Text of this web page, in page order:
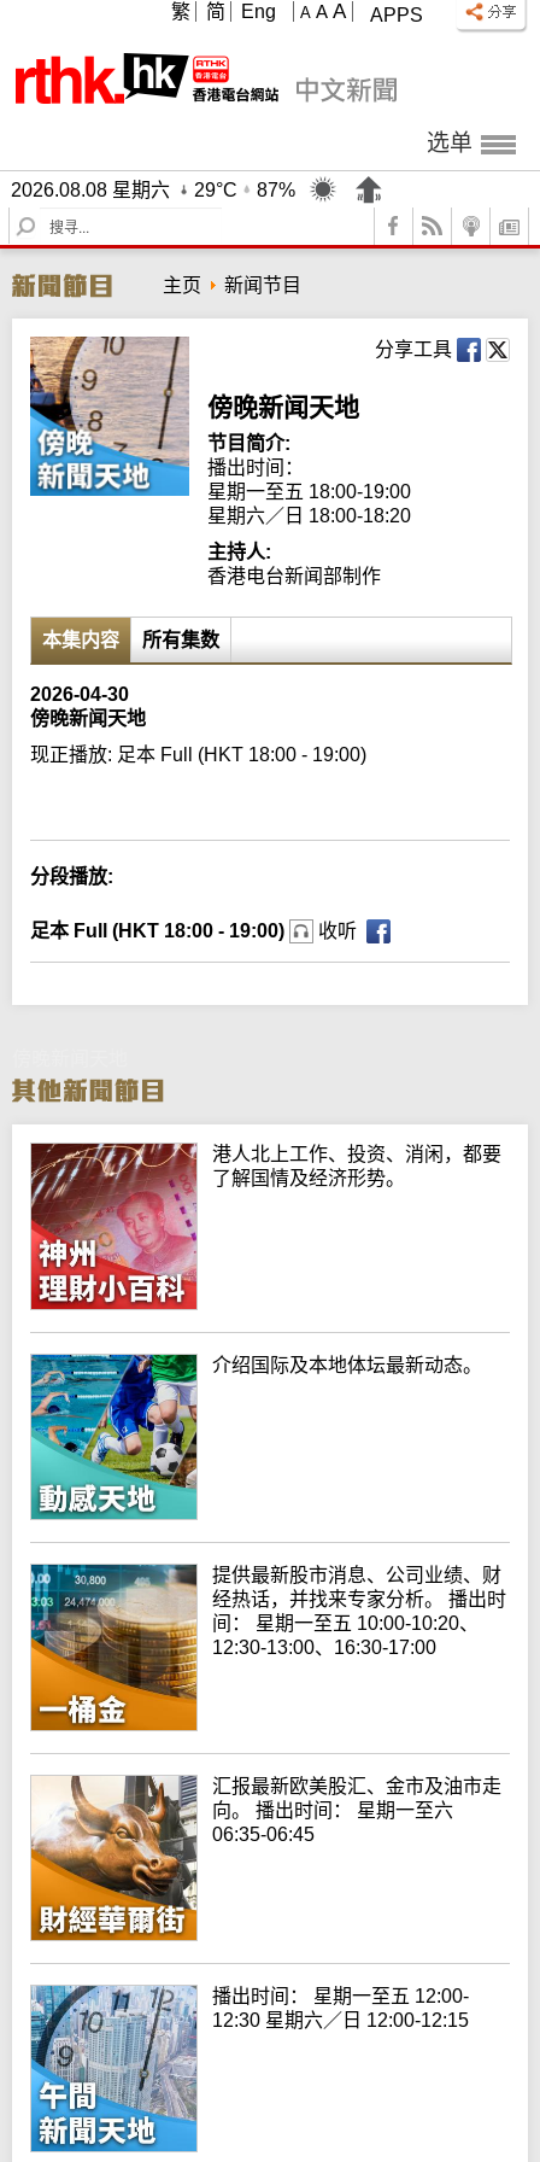
APPS
A A A
繁 简 Eng
选单
2026.08.08 星期六 29°C
87%
S
e
r
c
h
主页 新闻节目
分享工具
傍晚新闻天地
节目简介:
播出时间：
星期一至五 18:00-19:00
星期六／日 18:00-18:20
主持人:
香港电台新闻部制作
本集内容 所有集数
2026-04-30
傍晚新闻天地
现正播放: 足本 Full (HKT 18:00 - 19:00)
分段播放:
足本 Full (HKT 18:00 - 19:00) 收听
港人北上工作、投资、消闲，都要
了解国情及经济形势。
介绍国际及本地体坛最新动态。
提供最新股市消息、公司业绩、财
经热话，并找来专家分析。 播出时
间： 星期一至五 10:00-10:20、
12:30-13:00、16:30-17:00
汇报最新欧美股汇、金市及油市走
向。 播出时间： 星期一至六
06:35-06:45
播出时间： 星期一至五 12:00-
12:30 星期六／日 12:00-12:15